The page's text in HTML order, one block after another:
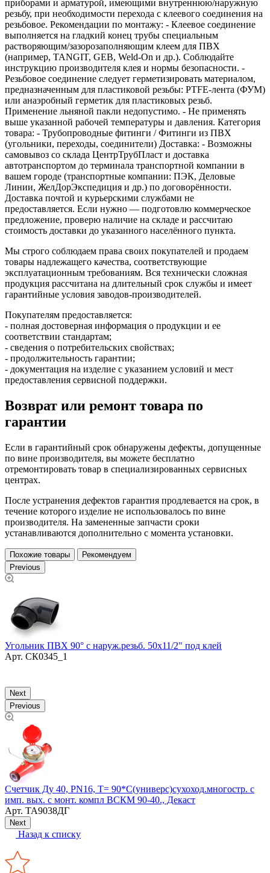
приборами и арматурой, имеющими внутреннюю/наружную
резьбу, при необходимости перехода с клеевого соединения на
резьбовое. Рекомендации по монтажу: - Клеевое соединение
выполняется на гладкий конец трубы специальным
растворяющим/зазорозаполняющим клеем для ПВХ
(например, TANGIT, GEB, Weld-On и др.). Соблюдайте
инструкцию производителя клея и нормы безопасности. -
Резьбовое соединение следует герметизировать материалом,
предназначенным для пластиковой резьбы: PTFE‑лента (ФУМ)
или анаэробный герметик для пластиковых резьб.
Применение льняной пакли недопустимо. - Не применять
выше указанной рабочей температуры и давления. Категория
товара: - Трубопроводные фитинги / Фитинги из ПВХ
(угольники, переходы, соединители) Доставка: - Возможны
самовывоз со склада ЦентрТрубПласт и доставка
автотранспортом до терминала транспортной компании в
вашем городе (транспортные компании: ПЭК, Деловые
Линии, ЖелДорЭкспедиция и др.) по договорённости.
Доставка почтой и курьерскими службами не
предоставляется. Если нужно — подготовлю коммерческое
предложение, проверю наличие на складе и рассчитаю
стоимость доставки до указанного населённого пункта.
Мы строго соблюдаем права своих покупателей и продаем
товары надлежащего качества, соответствующие
эксплуатационным требованиям. Вся технически сложная
продукция рассчитана на длительный срок службы и имеет
гарантийные условия заводов-производителей.
Покупателям предоставляется:
- полная достоверная информация о продукции и ее
соответствии стандартам;
- сведения о потребительских свойствах;
- продолжительность гарантии;
- документация на изделие с указанием условий и мест
предоставления сервисной поддержки.
Возврат или ремонт товара по
гарантии
Если в гарантийный срок обнаружены дефекты, допущенные
по вине производителя, вы можете бесплатно
отремонтировать товар в специализированных сервисных
центрах.
После устранения дефектов гарантия продлевается на срок, в
течение которого изделие не использовалось по вине
производителя. На замененные запчасти сроки
устанавливаются дополнительно с момента установки.
Похожие товары
Рекомендуем
Previous
Угольник ПВХ 90° с наруж.резьб. 50х11/2" под клей
Арт. СК0345_1
Next
Previous
Счетчик Ду 40, PN16, T= 90*С(универс)сухоход.многостр. с
имп. вых. с монт. компл ВСКМ 90-40., Декаст
Арт. ТА9038ДГ
Next
Назад к списку